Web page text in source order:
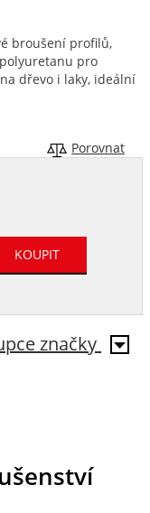
broušení profilů,
pro
dřevo i laky, ideální
Porovnat
značky